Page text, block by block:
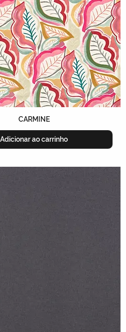
CARMINE
Adicionar ao carrinho